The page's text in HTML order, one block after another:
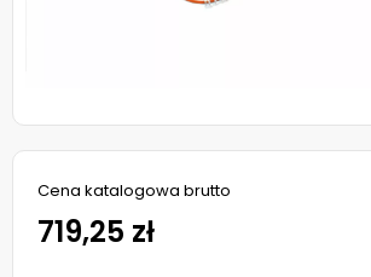
Cena katalogowa brutto
719,25 zł